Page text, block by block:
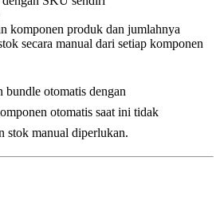
komponen produk dan jumlahnya
secara manual dari setiap komponen
bundle otomatis dengan
otomatis saat ini tidak
stok manual diperlukan.